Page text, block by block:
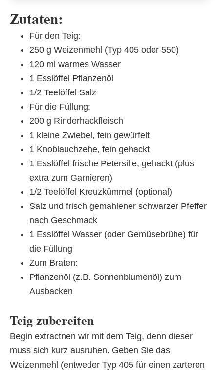
Zutaten:
Für den Teig:
250 g Weizenmehl (Typ 405 oder 550)
120 ml warmes Wasser
1 Esslöffel Pflanzenöl
1/2 Teelöffel Salz
Für die Füllung:
200 g Rinderhackfleisch
1 kleine Zwiebel, fein gewürfelt
1 Knoblauchzehe, fein gehackt
1 Esslöffel frische Petersilie, gehackt (plus
extra zum Garnieren)
1/2 Teelöffel Kreuzkümmel (optional)
Salz und frisch gemahlener schwarzer Pfeffer
nach Geschmack
1 Esslöffel Wasser (oder Gemüsebrühe) für
die Füllung
Zum Braten:
Pflanzenöl (z.B. Sonnenblumenöl) zum
Ausbacken
Teig zubereiten
Begin extractnen wir mit dem Teig, denn dieser
muss sich kurz ausruhen. Geben Sie das
Weizenmehl (entweder Typ 405 für einen zarteren